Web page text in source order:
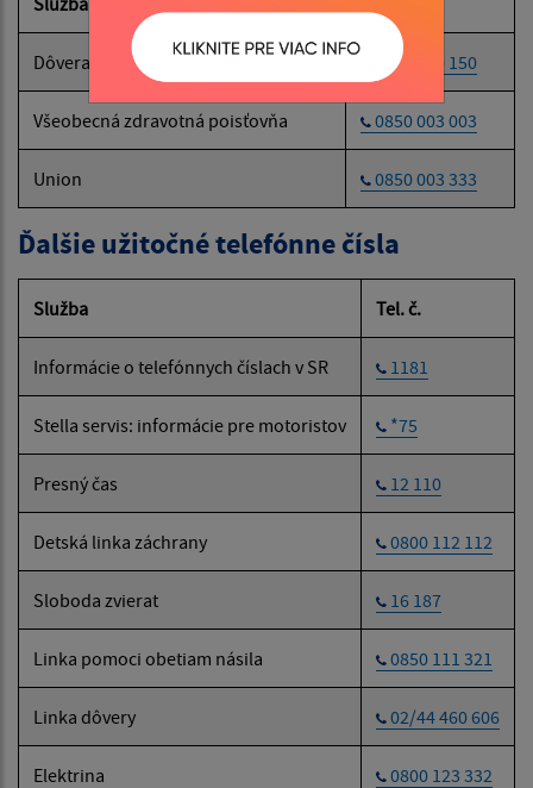
Dôvera 0800 150 150
Všeobecná zdravotná poisťovňa 0850 003 003
Union 0850 003 333
Ďalšie užitočné telefónne čísla
Služba Tel. č.
Informácie o telefónnych číslach v SR 1181
Stella servis: informácie pre motoristov *75
Presný čas 12 110
Detská linka záchrany 0800 112 112
Sloboda zvierat 16 187
Linka pomoci obetiam násila 0850 111 321
Linka dôvery 02/44 460 606
Elektrina 0800 123 332